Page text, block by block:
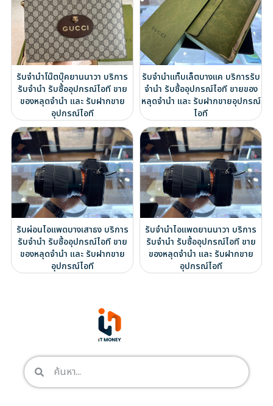
รับจำนำโน๊ตบุ๊คยานนาวา บริการ
รับจำนำ รับซื้ออุปกรณ์ไอที ขาย
ของหลุดจำนำ และ รับฝากขาย
อุปกรณ์ไอที
รับจำนำแท็บเล็ตบางแค บริการรับ
จำนำ รับซื้ออุปกรณ์ไอที ขายของ
หลุดจำนำ และ รับฝากขายอุปกรณ์
ไอที
รับผ่อนไอแพดบางเสาธง บริการ
รับจำนำ รับซื้ออุปกรณ์ไอที ขาย
ของหลุดจำนำ และ รับฝากขาย
อุปกรณ์ไอที
รับจำนำไอแพดยานนาวา บริการ
รับจำนำ รับซื้ออุปกรณ์ไอที ขาย
ของหลุดจำนำ และ รับฝากขาย
อุปกรณ์ไอที